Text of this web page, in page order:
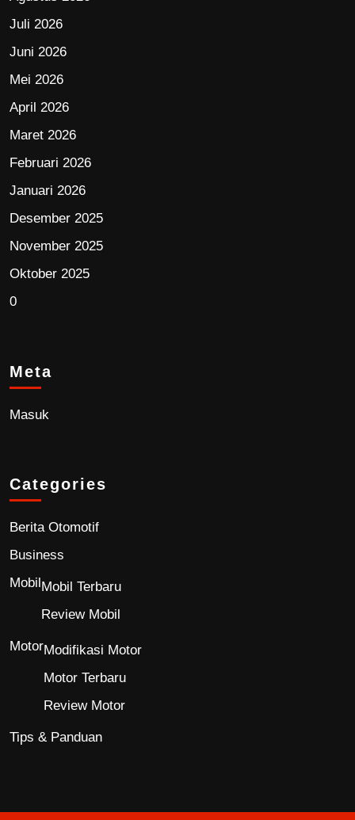
Juli 2026
Juni 2026
Mei 2026
April 2026
Maret 2026
Februari 2026
Januari 2026
Desember 2025
November 2025
Oktober 2025
0
Meta
Masuk
Categories
Berita Otomotif
Business
Mobil Mobil Terbaru
Review Mobil
MotorModifikasi Motor
Motor Terbaru
Review Motor
Tips & Panduan